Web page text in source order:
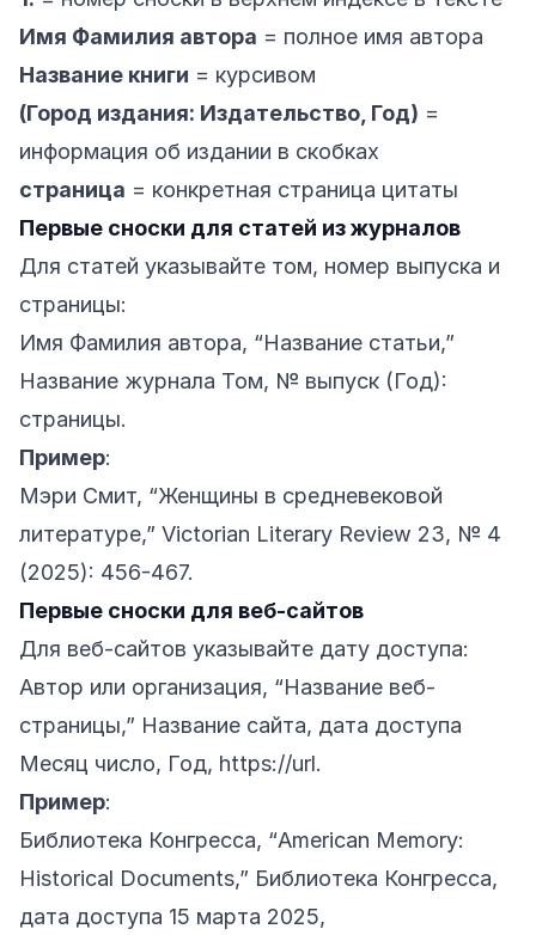
Имя Фамилия автора = полное имя автора
Название книги = курсивом
(Город издания: Издательство, Год) =
информация об издании в скобках
страница = конкретная страница цитаты
Первые сноски для статей из журналов
Для статей указывайте том, номер выпуска и
страницы:
Имя Фамилия автора, “Название статьи,”
Название журнала Том, № выпуск (Год):
страницы.
Пример:
Мэри Смит, “Женщины в средневековой
литературе,” Victorian Literary Review 23, № 4
(2025): 456-467.
Первые сноски для веб-сайтов
Для веб-сайтов указывайте дату доступа:
Автор или организация, “Название веб-
страницы,” Название сайта, дата доступа
Месяц число, Год, https://url.
Пример:
Библиотека Конгресса, “American Memory:
Historical Documents,” Библиотека Конгресса,
дата доступа 15 марта 2025,